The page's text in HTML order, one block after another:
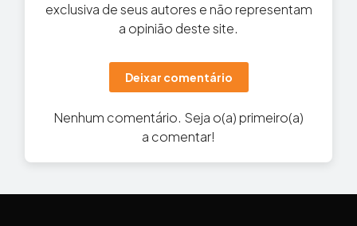
exclusiva de seus autores e não representam
a opinião deste site.
Deixar comentário
Nenhum comentário. Seja o(a) primeiro(a)
a comentar!